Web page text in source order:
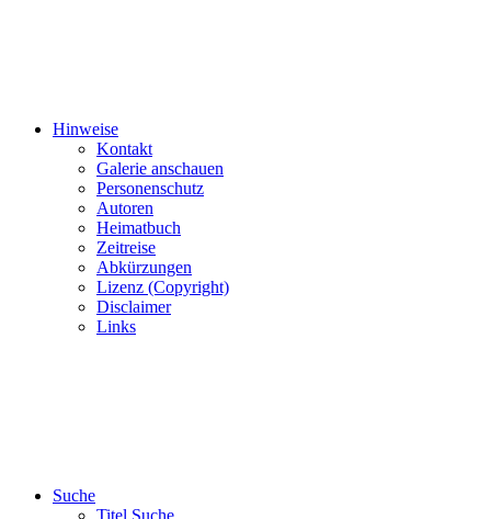
Hinweise
Kontakt
Galerie anschauen
Personenschutz
Autoren
Heimatbuch
Zeitreise
Abkürzungen
Lizenz (Copyright)
Disclaimer
Links
Suche
Titel Suche